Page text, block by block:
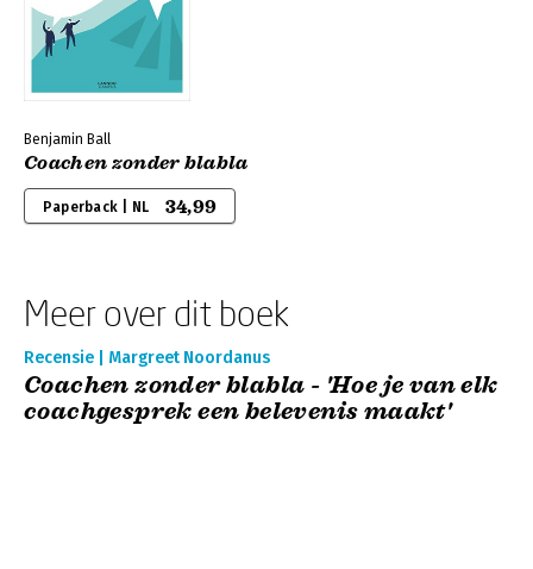
Benjamin Ball
Coachen zonder blabla
Paperback | NL 34,99
Meer over dit boek
Recensie | Margreet Noordanus
Coachen zonder blabla - 'Hoe je van elk
coachgesprek een belevenis maakt'